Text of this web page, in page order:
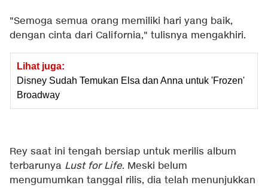
"Semoga semua orang memiliki hari yang baik,
dengan cinta dari California," tulisnya mengakhiri.
Lihat juga:
Disney Sudah Temukan Elsa dan Anna untuk 'Frozen'
Broadway
Rey saat ini tengah bersiap untuk merilis album
terbarunya Lust for Life. Meski belum
mengumumkan tanggal rilis, dia telah menunjukkan